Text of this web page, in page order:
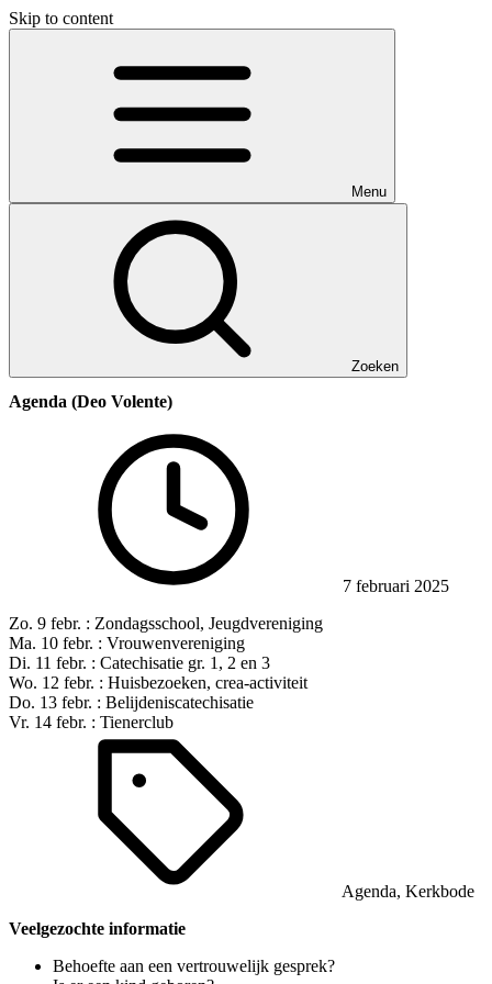
Skip to content
Menu
Zoeken
Agenda (Deo Volente)
7 februari 2025
Zo. 9 febr. : Zondagsschool, Jeugdvereniging
Ma. 10 febr. : Vrouwenvereniging
Di. 11 febr. : Catechisatie gr. 1, 2 en 3
Wo. 12 febr. : Huisbezoeken, crea-activiteit
Do. 13 febr. : Belijdeniscatechisatie
Vr. 14 febr. : Tienerclub
Agenda, Kerkbode
Veelgezochte informatie
Behoefte aan een vertrouwelijk gesprek?